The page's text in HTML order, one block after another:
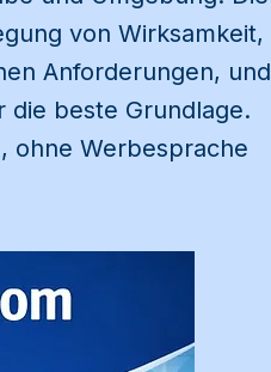
von Wirksamkeit,
Anforderungen, und
die beste Grundlage.
ohne Werbesprache